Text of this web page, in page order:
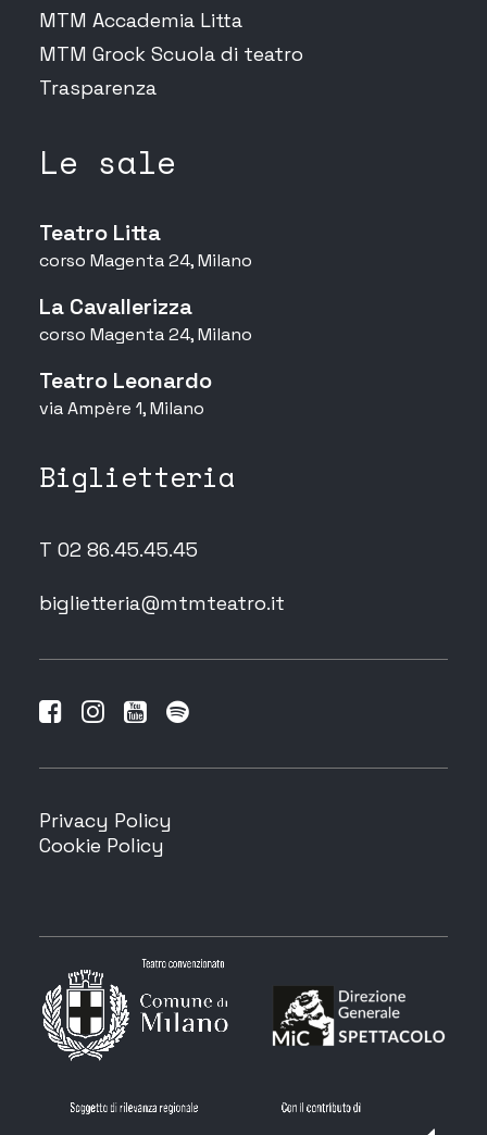
MTM Accademia Litta
MTM Grock Scuola di teatro
Trasparenza
Le sale
Teatro Litta
corso Magenta 24, Milano
La Cavallerizza
corso Magenta 24, Milano
Teatro Leonardo
via Ampère 1, Milano
Biglietteria
T 02 86.45.45.45
biglietteria@mtmteatro.it
Privacy Policy
Cookie Policy